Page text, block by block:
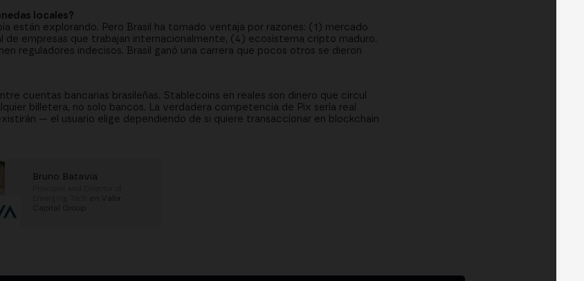
locales?
están explorando. Pero Brasil ha tomado ventaja por razones: (1) mercado
de empresas que trabajan internacionalmente, (4) ecosistema cripto maduro.
reguladores indecisos. Brasil ganó una carrera que pocos otros se dieron
cuentas bancarias brasileñas. Stablecoins en reales son dinero que circul
billetera, no solo bancos. La verdadera competencia de Pix sería real
— el usuario elige dependiendo de si quiere transaccionar en blockchain
Bruno Batavia
Capital Group